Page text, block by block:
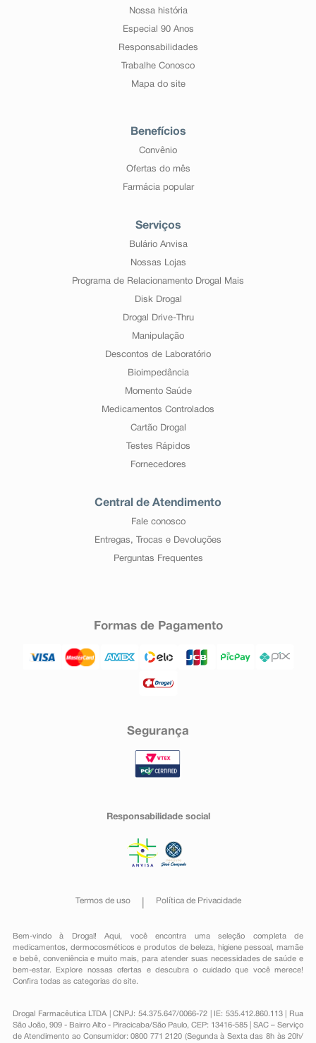
Nossa história
Especial 90 Anos
Responsabilidades
Trabalhe Conosco
Mapa do site
Benefícios
Convênio
Ofertas do mês
Farmácia popular
Serviços
Bulário Anvisa
Nossas Lojas
Programa de Relacionamento Drogal Mais
Disk Drogal
Drogal Drive-Thru
Manipulação
Descontos de Laboratório
Bioimpedância
Momento Saúde
Medicamentos Controlados
Cartão Drogal
Testes Rápidos
Fornecedores
Central de Atendimento
Fale conosco
Entregas, Trocas e Devoluções
Perguntas Frequentes
Formas de Pagamento
Segurança
Responsabilidade social
Termos de uso Política de Privacidade
Bem-vindo à Drogal! Aqui, você encontra uma seleção completa de
medicamentos , dermocosméticos e produtos de beleza, higiene pessoal ,mamãe
e bebê, conveniênciae muito mais, para atender suas necessidades de saúde e
bem-estar. Explore nossas ofertas e descubra o cuidado que você merece!
Confira todas as categorias do site.
Drogal Farmacêutica LTDA | CNPJ: 54.375.647/0066-72 | IE: 535.412.860.113 | Rua
São João, 909 - Bairro Alto - Piracicaba/São Paulo, CEP: 13416-585 | SAC – Serviço
de Atendimento ao Consumidor: 0800 771 2120 (Segunda à Sexta das 8h às 20h/